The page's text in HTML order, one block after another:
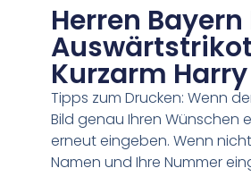
Herren
Kurzarm
Tipps zum Drucken: Wenn
Bild genau Ihren Wünschen
erneut eingeben. Wenn
Namen und Ihre Nummer